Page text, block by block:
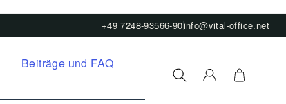
+49 7248-93566-90info@vital-office.net
Beiträge und FAQ